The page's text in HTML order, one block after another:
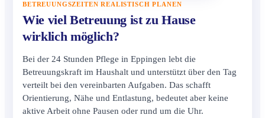
BETREUUNGSZEITEN REALISTISCH PLANEN
Wie viel Betreuung ist zu Hause
wirklich möglich?
Bei der 24 Stunden Pflege in Eppingen lebt die
Betreuungskraft im Haushalt und unterstützt über den Tag
verteilt bei den vereinbarten Aufgaben. Das schafft
Orientierung, Nähe und Entlastung, bedeutet aber keine
aktive Arbeit ohne Pausen oder rund um die Uhr.